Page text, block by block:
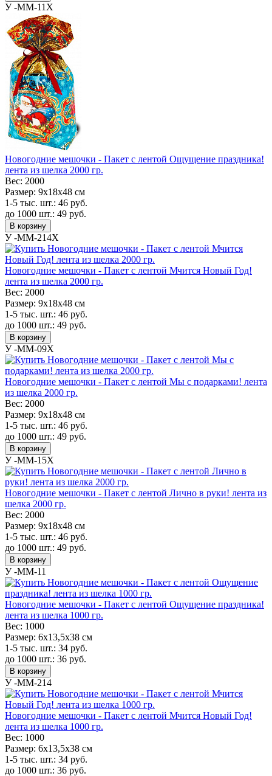
У -MM-11X
Новогодние мешочки - Пакет с лентой Ощущение праздника!
лента из шелка 2000 гр.
Вес: 2000
Размер: 9х18х48 см
1-5 тыс. шт.: 46 руб.
до 1000 шт.: 49 руб.
В корзину
У -MM-214X
Новогодние мешочки - Пакет с лентой Мчится Новый Год!
лента из шелка 2000 гр.
Вес: 2000
Размер: 9х18х48 см
1-5 тыс. шт.: 46 руб.
до 1000 шт.: 49 руб.
В корзину
У -MM-09X
Новогодние мешочки - Пакет с лентой Мы с подарками! лента
из шелка 2000 гр.
Вес: 2000
Размер: 9х18х48 см
1-5 тыс. шт.: 46 руб.
до 1000 шт.: 49 руб.
В корзину
У -MM-15X
Новогодние мешочки - Пакет с лентой Лично в руки! лента из
шелка 2000 гр.
Вес: 2000
Размер: 9х18х48 см
1-5 тыс. шт.: 46 руб.
до 1000 шт.: 49 руб.
В корзину
У -MM-11
Новогодние мешочки - Пакет с лентой Ощущение праздника!
лента из шелка 1000 гр.
Вес: 1000
Размер: 6х13,5х38 см
1-5 тыс. шт.: 34 руб.
до 1000 шт.: 36 руб.
В корзину
У -MM-214
Новогодние мешочки - Пакет с лентой Мчится Новый Год!
лента из шелка 1000 гр.
Вес: 1000
Размер: 6х13,5х38 см
1-5 тыс. шт.: 34 руб.
до 1000 шт.: 36 руб.